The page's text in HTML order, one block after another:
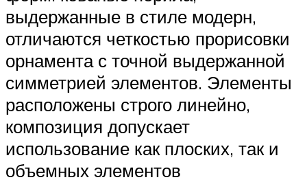
выдержанные в стиле модерн,
отличаются четкостью прорисовки
орнамента с точной выдержанной
симметрией элементов. Элементы
расположены строго линейно,
композиция допускает
использование как плоских, так и
объемных элементов